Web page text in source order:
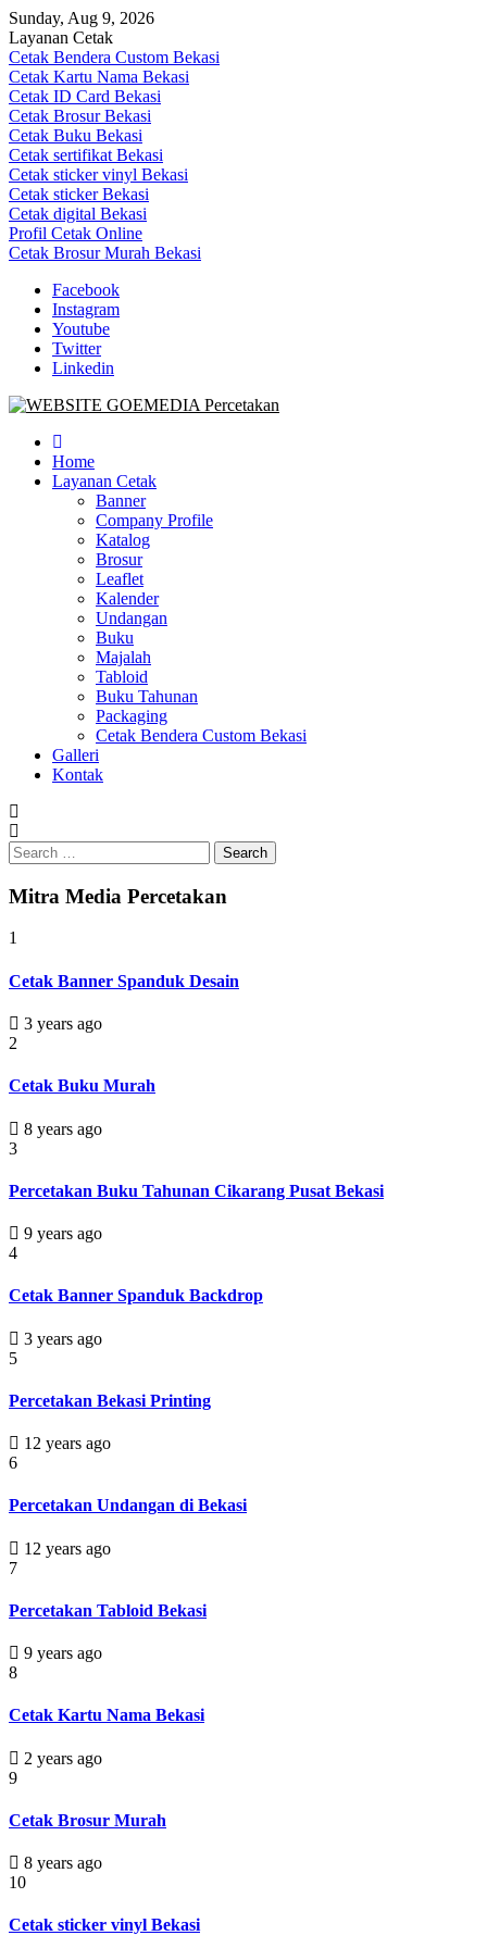
Skip
to
content
Sunday, Aug 9, 2026
Layanan Cetak
Cetak Bendera Custom Bekasi
Cetak Kartu Nama Bekasi
Cetak ID Card Bekasi
Cetak Brosur Bekasi
Cetak Buku Bekasi
Cetak sertifikat Bekasi
Cetak sticker vinyl Bekasi
Cetak sticker Bekasi
Cetak digital Bekasi
Profil Cetak Online
Cetak Brosur Murah Bekasi
Facebook
Instagram
Youtube
Twitter
Linkedin
Goe Media Percetakan | 0822-4439-5599 (Call/WA)
0822-4439-5599 (Call/WA) Percetakan jasa cetak banner buku yasin
invoice kartu nama label map nota spanduk stiker undangan
pernikahan murah online 24 jam
Home
Layanan Cetak
Banner
Company Profile
Katalog
Brosur
Leaflet
Kalender
Undangan
Buku
Majalah
Tabloid
Buku Tahunan
Packaging
Cetak Bendera Custom Bekasi
Galleri
Kontak
Search
for:
Mitra Media Percetakan
1
Cetak Banner Spanduk Desain
3 years ago
2
Cetak Buku Murah
8 years ago
3
Percetakan Buku Tahunan Cikarang Pusat Bekasi
9 years ago
4
Cetak Banner Spanduk Backdrop
3 years ago
5
Percetakan Bekasi Printing
12 years ago
6
Percetakan Undangan di Bekasi
12 years ago
7
Percetakan Tabloid Bekasi
9 years ago
8
Cetak Kartu Nama Bekasi
2 years ago
9
Cetak Brosur Murah
8 years ago
10
Cetak sticker vinyl Bekasi